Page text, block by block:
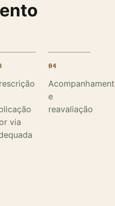
via
04
e
reavaliação